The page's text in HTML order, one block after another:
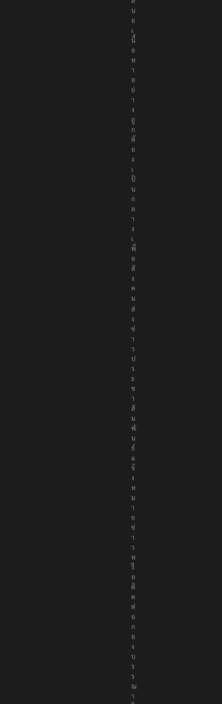
น
อ
เ
นื้
อ
ห
า
อ
ย่
า
ง
ถู
ก
ต้
อ
ง
เ
ป็
น
ก
ล
า
ง
เ
พื่
อ
สั
ง
ค
ม
ส่
ง
ข่
า
ว
ป
ร
ะ
ช
า
สั
ม
พั
น
ธ์
แ
จ้
ง
ห
ม
า
ย
ข่
า
ว
ห
รื
อ
ติ
ด
ต่
อ
ก
อ
ง
บ
ร
ร
ณ
า